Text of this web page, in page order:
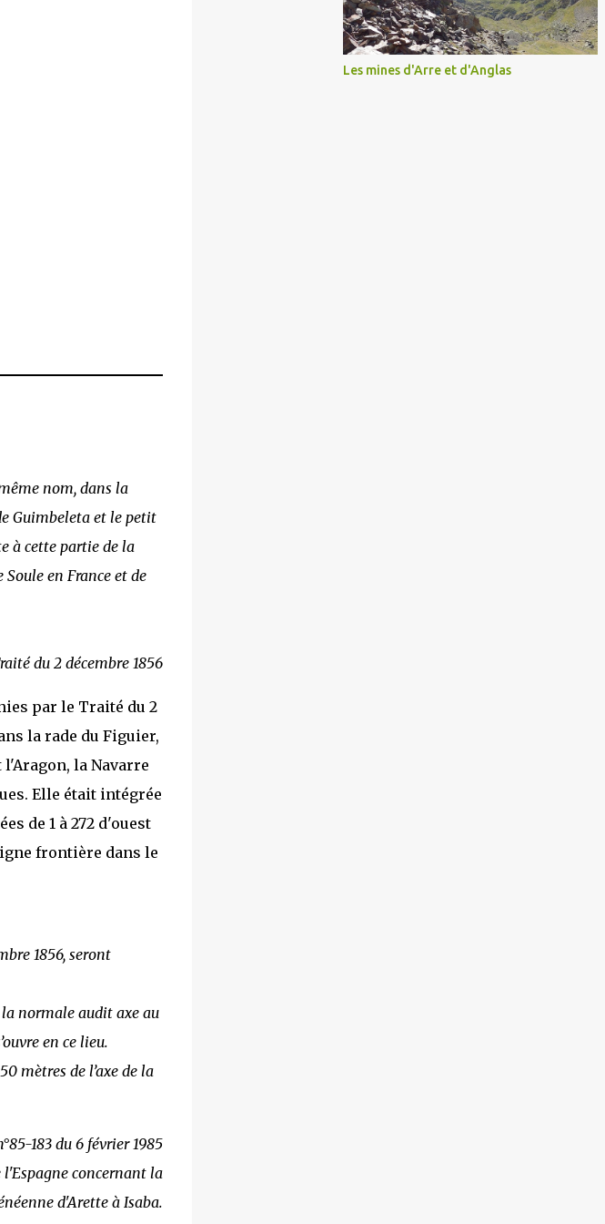
nom, dans la
Guimbeleta et le petit
à cette partie de la
en France et de
du 2 décembre 1856
par le Traité du 2
la rade du Figuier,
la Navarre
Elle était intégrée
de 1 à 272 d'ouest
frontière dans le
1856, seront
la normale audit axe au
en ce lieu.
mètres de l’axe de la
183 du 6 février 1985
concernant la
d'Arette à Isaba.
Les mines d'Arre et d'Anglas